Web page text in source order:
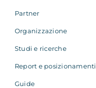
Partner
Organizzazione
Studi e ricerche
Report e posizionamenti
Guide